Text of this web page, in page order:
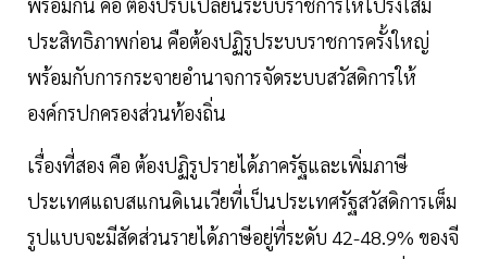
ประสิทธิภาพก่อน คือต้องปฏิรูประบบราชการครั้งใหญ่
พร้อมกับการกระจายอำนาจการจัดระบบสวัสดิการให้
องค์กรปกครองส่วนท้องถิ่น
เรื่องที่สอง คือ ต้องปฏิรูปรายได้ภาครัฐและเพิ่มภาษี
ประเทศแถบสแกนดิเนเวียที่เป็นประเทศรัฐสวัสดิการเต็ม
รูปแบบจะมีสัดส่วนรายได้ภาษีอยู่ที่ระดับ 42-48.9% ของจี